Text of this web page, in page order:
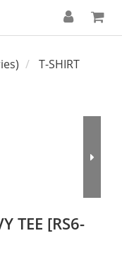
T-SHIRT
TEE [RS6-